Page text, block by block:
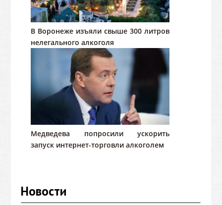
В Воронеже изъяли свыше 300 литров
нелегального алкоголя
Медведева попросили ускорить
запуск интернет-торговли алкоголем
Новости